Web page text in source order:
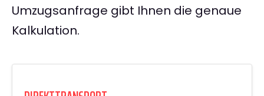
Umzugsanfrage gibt Ihnen die genaue
Kalkulation.